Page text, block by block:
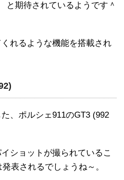
と期待されているようです＾
れるような機能を搭載され
、ポルシェ911のGT3 (992
ショットが撮られているこ
表されるでしょうね～。